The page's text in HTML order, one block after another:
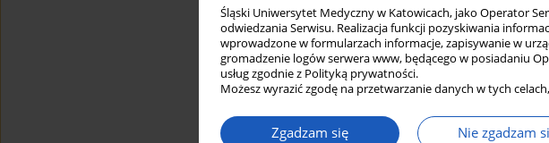
Śląski Uniwersytet Medyczny w Katowicach, jako Operator
odwiedzania Serwisu. Realizacja funkcji pozyskiwania
wprowadzone w formularzach informacje, zapisywanie w
gromadzenie logów serwera www, będącego w posiadaniu
usług zgodnie z Polityką prywatności.
Możesz wyrazić zgodę na przetwarzanie danych w tych
Zgadzam się Nie zgadzam